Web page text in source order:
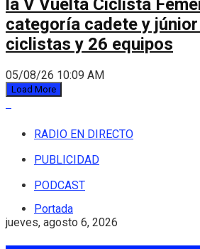
la V Vuelta Ciclista
categoría cadete y
ciclistas y 26 equipos
05/08/26 10:09 AM
Load More
RADIO EN DIRECTO
PUBLICIDAD
PODCAST
jueves, agosto 6, 2026
Portada